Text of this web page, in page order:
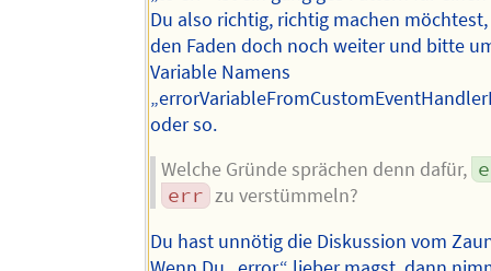
Du also richtig, richtig machen
den Faden doch noch weiter und bitte
Variable Namens
oder so.
Welche Gründe sprächen denn dafür,
err zu verstümmeln?
Du hast unnötig die Diskussion vom